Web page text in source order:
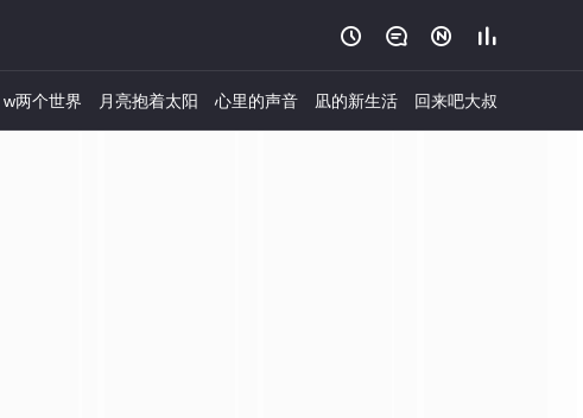
   
w两个世界 月亮抱着太阳 心里的声音 凪的新生活 回来吧大叔